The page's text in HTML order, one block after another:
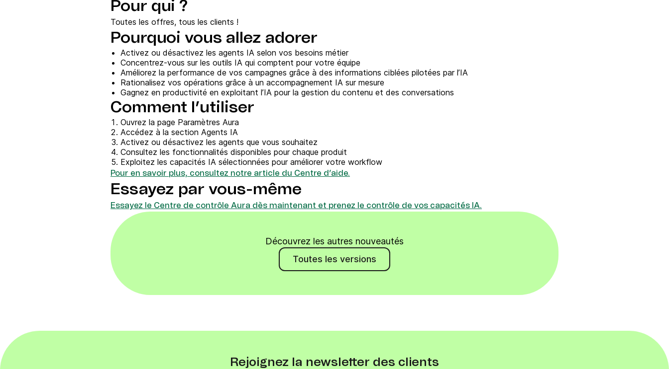
Intégrations
Connectez Brevo à plus de 150 outils numériques
comme Shopify, WordPress, Stripe, Zapier, etc.
Pour qui ?
Toutes les offres, tous les clients !
Pourquoi vous allez adorer
Activez ou désactivez les agents IA selon vos besoins métier
Concentrez-vous sur les outils IA qui comptent pour votre équipe
Améliorez la performance de vos campagnes grâce à des informations ciblées pilotées par l’IA
Rationalisez vos opérations grâce à un accompagnement IA sur mesure
Gagnez en productivité en exploitant l’IA pour la gestion du contenu et des conversations
Comment l’utiliser
Ouvrez la page Paramètres Aura
Accédez à la section Agents IA
Activez ou désactivez les agents que vous souhaitez
Consultez les fonctionnalités disponibles pour chaque produit
Exploitez les capacités IA sélectionnées pour améliorer votre workflow
Pour en savoir plus, consultez notre article du Centre d’aide.
Essayez par vous-même
Essayez le Centre de contrôle Aura dès maintenant et prenez le contrôle de vos capacités IA.
Découvrez les autres nouveautés
Toutes les versions
Rejoignez la newsletter des clients